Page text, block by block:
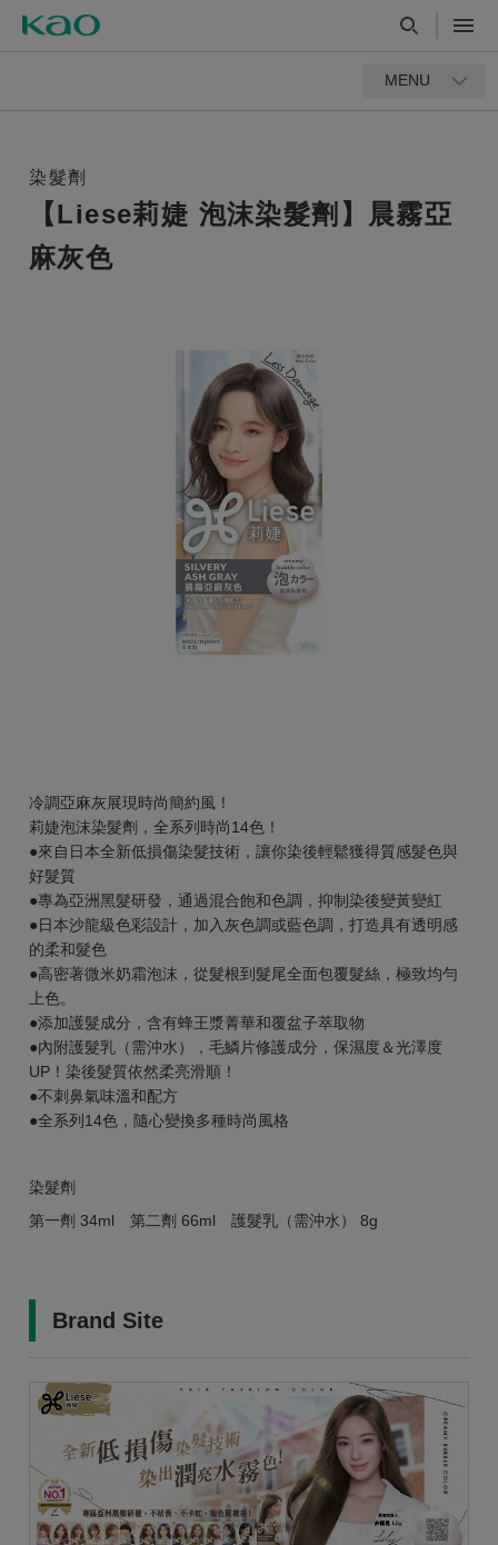
MENU
染髮劑
【Liese莉婕 泡沫染髮劑】晨霧亞
麻灰色
冷調亞麻灰展現時尚簡約風！
莉婕泡沫染髮劑，全系列時尚14色！
●來自日本全新低損傷染髮技術，讓你染後輕鬆獲得質感髮色與
好髮質
●專為亞洲黑髮研發，通過混合飽和色調，抑制染後變黃變紅
●日本沙龍級色彩設計，加入灰色調或藍色調，打造具有透明感
的柔和髮色
●高密著微米奶霜泡沫，從髮根到髮尾全面包覆髮絲，極致均勻
上色。
●添加護髮成分，含有蜂王漿菁華和覆盆子萃取物
●內附護髮乳（需沖水），毛鱗片修護成分，保濕度＆光澤度
UP！染後髮質依然柔亮滑順！
●不刺鼻氣味溫和配方
●全系列14色，隨心變換多種時尚風格
染髮劑
第一劑 34ml 第二劑 66ml 護髮乳（需沖水） 8g
Brand Site